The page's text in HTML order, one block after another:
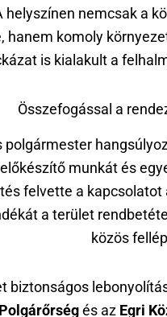
helyszínen nemcsak a
hanem komoly
is kialakult a
Összefogással a
polgármester
munkát és
felvette a kapcsolatot
a terület
közös
biztonságos
és az Egri